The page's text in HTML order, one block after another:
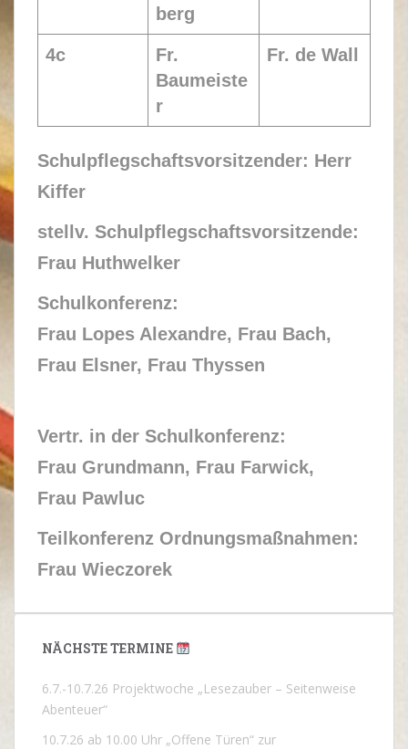
berg
4c
Fr.
Baumeiste
r
Fr. de Wall
Schulpflegschaftsvorsitzender: ​ ​Herr
Kiffer
stellv. Schulpflegschaftsvorsitzende:
Frau Huthwelker
Schulkonferenz:
Frau Lopes Alexandre, Frau Bach,
Frau Elsner, Frau Thyssen
Vertr. in der Schulkonferenz:
Frau Grundmann, Frau Farwick,
Frau Pawluc
Teilkonferenz Ordnungsmaßnahmen:
Frau Wieczorek
NÄCHSTE TERMINE
6.7.-10.7.26 Projektwoche „Lesezauber – Seitenweise
Abenteuer“
10.7.26 ab 10.00 Uhr „Offene Türen“ zur